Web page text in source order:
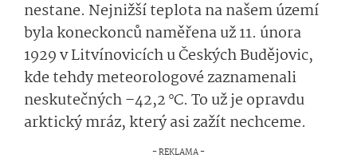
nestane. Nejnižší teplota na našem území
byla koneckonců naměřena už 11. února
1929 v Litvíno­vicích u Českých Budějovic,
kde tehdy meteorologové zaznamenali
neskutečných –42,2 °C. To už je opravdu
arktický mráz, který asi zažít nechceme.